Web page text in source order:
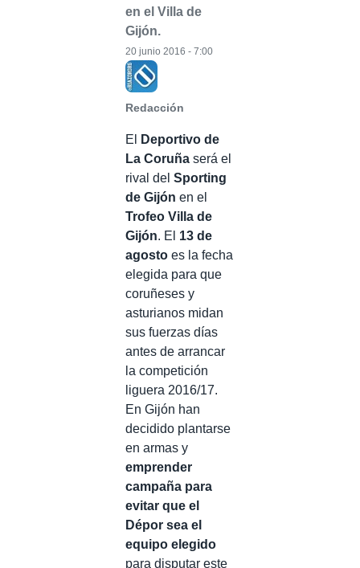
en el Villa de
Gijón.
Redacción
20 junio 2016 - 7:00
El
Deportivo de
La Coruña será el
rival del Sporting
de Gijón en el
Trofeo Villa de
Gijón. El 13 de
agosto es la fecha
elegida para que
coruñeses y
asturianos midan
sus fuerzas días
antes de arrancar
la competición
liguera 2016/17.
En Gijón han
decidido plantarse
en armas y
emprender
campaña para
evitar que el
Dépor sea el
equipo elegido
para disputar este